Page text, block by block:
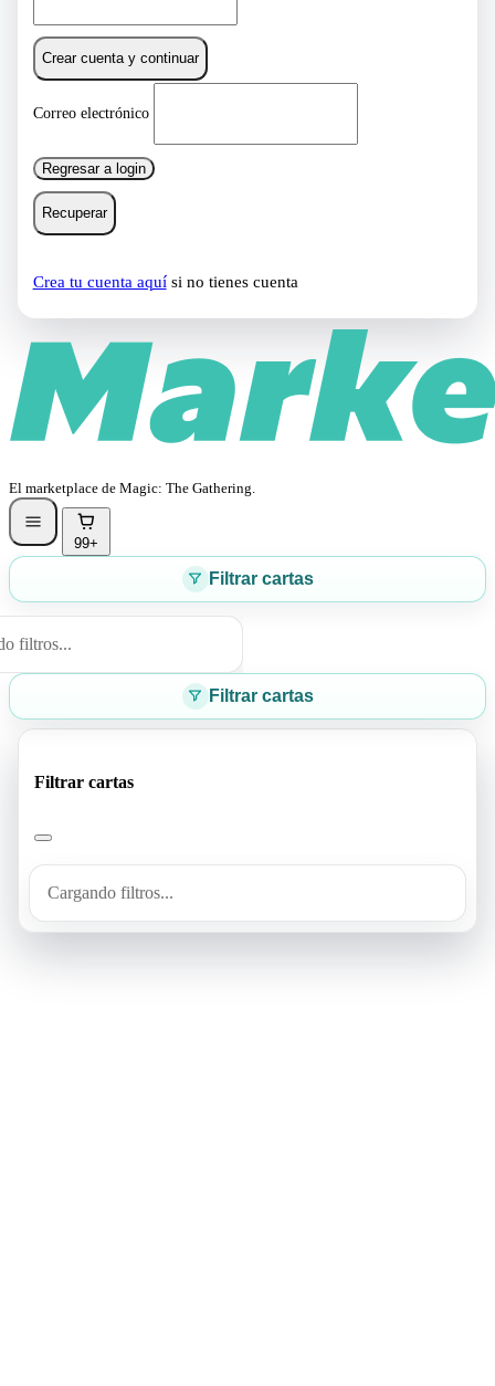
Crear cuenta y continuar
Correo electrónico
Regresar a login
Recuperar
Crea tu cuenta aquísi no tienes cuenta
El marketplace de Magic: The Gathering.
99+
Filtrar cartas
filtros...
Filtrar cartas
Filtrar cartas
Cargando filtros...